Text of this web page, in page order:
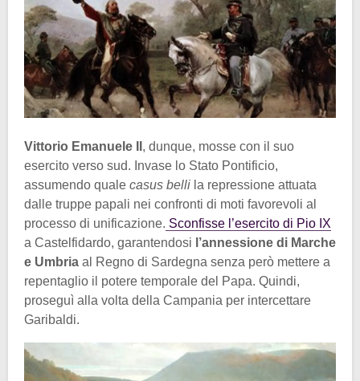
Vittorio Emanuele II , dunque, mosse con il suo
esercito verso sud. Invase lo Stato Pontificio,
assumendo quale casus belli la repressione attuata
dalle truppe papali nei confronti di moti favorevoli al
processo di unificazione. Sconfisse l’esercito di Pio IX
a Castelfidardo, garantendosi l’annessione di Marche
e Umbria al Regno di Sardegna senza però mettere a
repentaglio il potere temporale del Papa. Quindi,
proseguì alla volta della Campania per intercettare
Garibaldi.